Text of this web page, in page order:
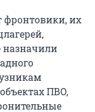
их
назначили
ПВО,